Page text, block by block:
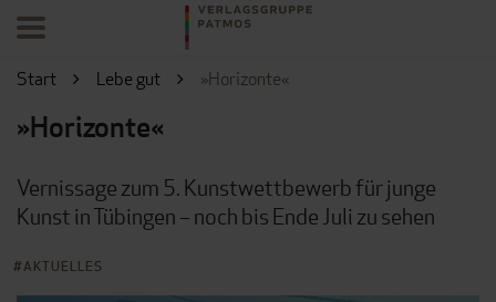
Start Lebe gut »Horizonte«
»Horizonte«
Vernissage zum 5. Kunstwettbewerb für junge
Kunst in Tübingen – noch bis Ende Juli zu sehen
AKTUELLES